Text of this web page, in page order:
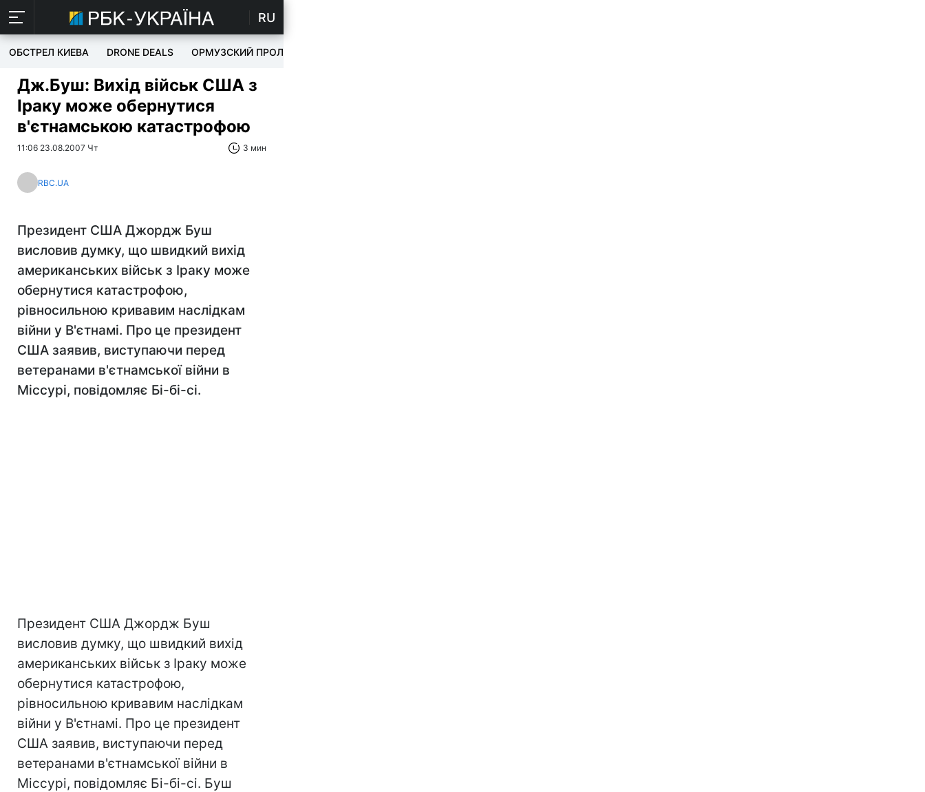
RU
ОБСТРЕЛ КИЕВА DRONE DEALS ОРМУЗСКИЙ ПРОЛИВ
Дж.Буш: Вихід військ США з
Іраку може обернутися
в'єтнамською катастрофою
11:06 23.08.2007 Чт 3 мин
RBC.UA
Президент США Джордж Буш
висловив думку, що швидкий вихід
американських військ з Іраку може
обернутися катастрофою,
рівносильною кривавим наслідкам
війни у В'єтнамі. Про це президент
США заявив, виступаючи перед
ветеранами в'єтнамської війни в
Міссурі, повідомляє Бі-бі-сі.
Президент США Джордж Буш
висловив думку, що швидкий вихід
американських військ з Іраку може
обернутися катастрофою,
рівносильною кривавим наслідкам
війни у В'єтнамі. Про це президент
США заявив, виступаючи перед
ветеранами в'єтнамської війни в
Міссурі, повідомляє Бі-бі-сі. Буш